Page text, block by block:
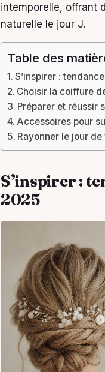
intemporelle, offrant
naturelle le jour J.
Table des
S’inspirer :
Choisir la coiffure
Préparer et réussir
Accessoires pour
Rayonner le jour
S’inspirer :
2025